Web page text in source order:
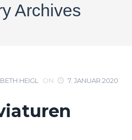
Archives
HEIGL ON 7. JANUAR 2020